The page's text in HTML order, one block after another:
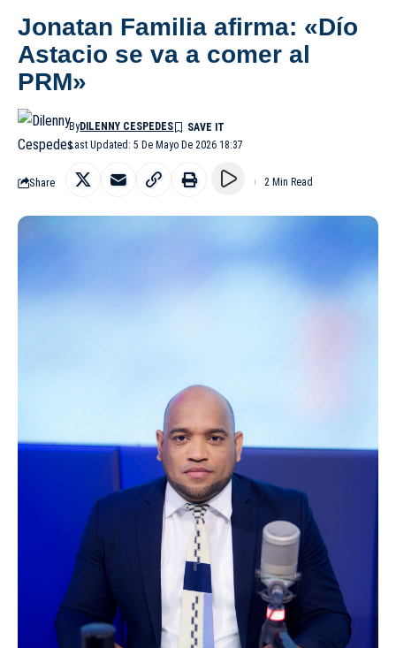
Jonatan Familia afirma: «Dío
Astacio se va a comer al
PRM»
Last Updated: 5 De Mayo De 2026 18:37
ByDILENNY CESPEDES
Share 2 Min Read